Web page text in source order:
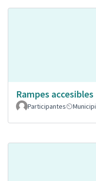
Rampes accesibles
Participantes
Municipi